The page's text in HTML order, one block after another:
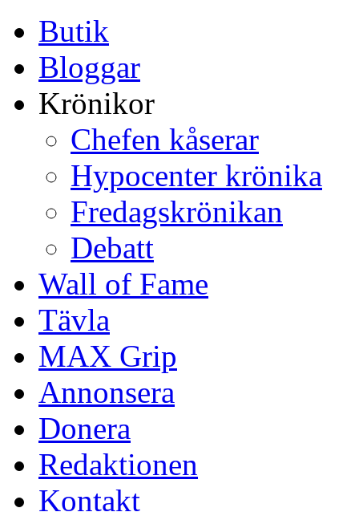
Butik
Bloggar
Krönikor
Chefen kåserar
Hypocenter krönika
Fredagskrönikan
Debatt
Wall of Fame
Tävla
MAX Grip
Annonsera
Donera
Redaktionen
Kontakt